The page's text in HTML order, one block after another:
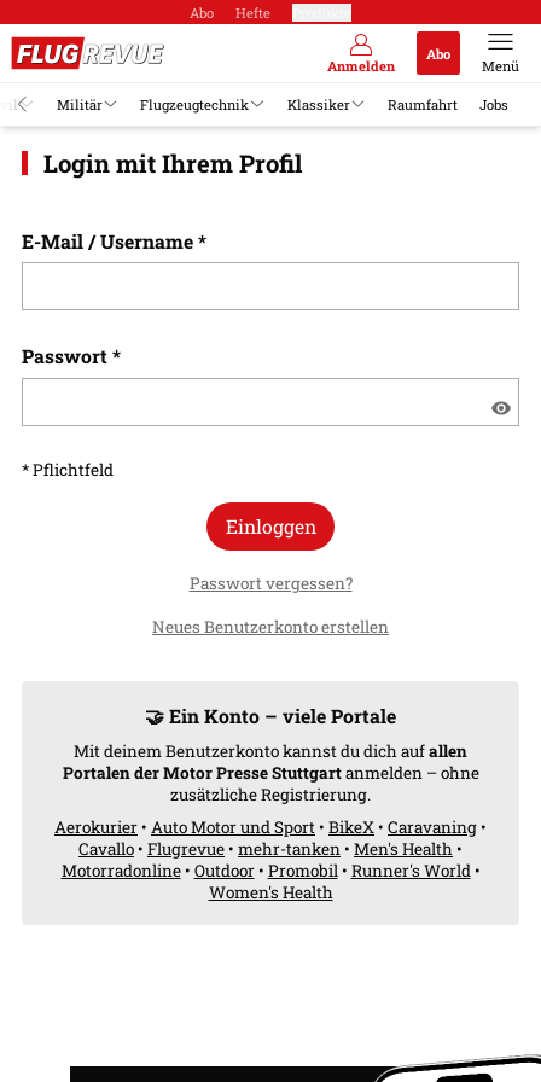
Abo Hefte
Anmelden
Abo
Menü
Militär Flugzeugtechnik Klassiker Raumfahrt Jobs
Login mit Ihrem Profil
E-Mail / Username*
Passwort*
* Pflichtfeld
Einloggen
Passwort vergessen?
Neues Benutzerkonto erstellen
🤝 Ein Konto – viele Portale
Mit deinem Benutzerkonto kannst du dich aufallen
Portalen der Motor Presse Stuttgartanmelden – ohne
zusätzliche Registrierung.
Aerokurier • Auto Motor und Sport • BikeX • Caravaning •
Cavallo • Flugrevue • mehr-tanken • Men's Health •
Motorradonline• Outdoor• Promobil• Runner's World•
Women's Health